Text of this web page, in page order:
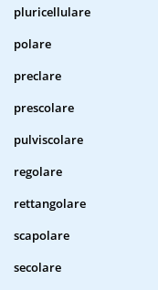
pluricellulare
polare
preclare
prescolare
pulviscolare
regolare
rettangolare
scapolare
secolare